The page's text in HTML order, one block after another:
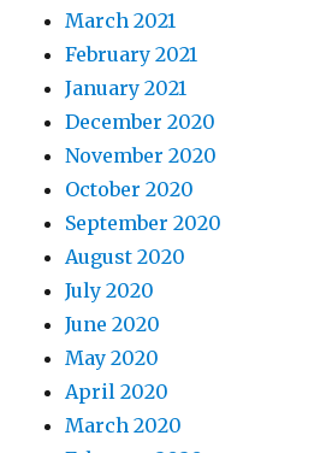
March 2021
February 2021
January 2021
December 2020
November 2020
October 2020
September 2020
August 2020
July 2020
June 2020
May 2020
April 2020
March 2020